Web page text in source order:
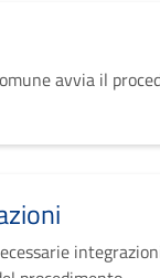
avvia il